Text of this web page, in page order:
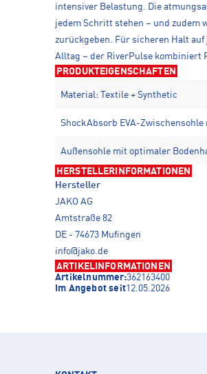
intensiver Belastung. Die
jedem Schritt stehen – und zudem
zurückgeben. Für sicheren Halt
Alltag – der RiverPulse kombiniert
PRODUKTEIGENSCHAFTEN
Material: Textile + Synthetic
ShockAbsorb EVA-
Außensohle mit optimaler
HERSTELLERINFORMATIONEN
Hersteller
JAKO AG
Amtstraße 82
DE - 74673 Mufingen
info@jako.de
ARTIKELINFORMATIONEN
Artikelnummer:362163400
Im Angebot seit12.05.2026